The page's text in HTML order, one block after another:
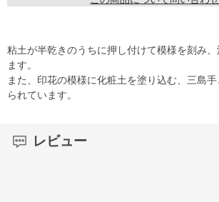
粘土が半乾きのうちに押し付けて模様を刻み
ます。
また、印花の模様に化粧土を塗り込む、三島
られています。
レビュー